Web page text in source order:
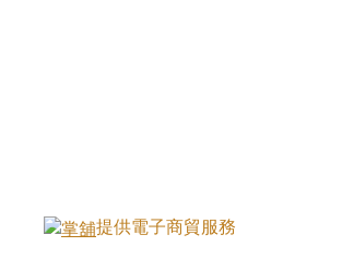
提供電子商貿服務